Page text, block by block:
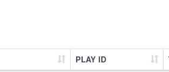
PLAY ID